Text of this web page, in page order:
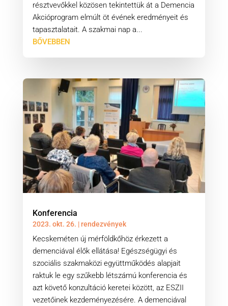
résztvevőkkel közösen tekintettük át a Demencia
Akcióprogram elmúlt öt évének eredményeit és
tapasztalatait. A szakmai nap a...
BŐVEBBEN
Konferencia
2023. okt. 26. |rendezvények
Kecskeméten új mérföldkőhöz érkezett a
demenciával élők ellátása! Egészségügyi és
szociális szakmaközi együttműködés alapjait
raktuk le egy szűkebb létszámú konferencia és
azt követő konzultáció keretei között, az ESZII
vezetőinek kezdeményezésére. A demenciával